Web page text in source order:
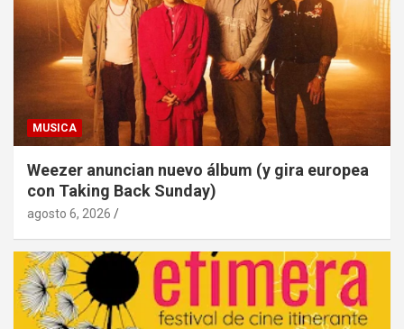
MUSICA
Weezer anuncian nuevo álbum (y gira europea
con Taking Back Sunday)
agosto 6, 2026